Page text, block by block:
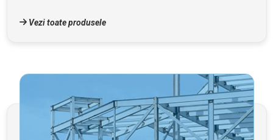
Vezi toate produsele